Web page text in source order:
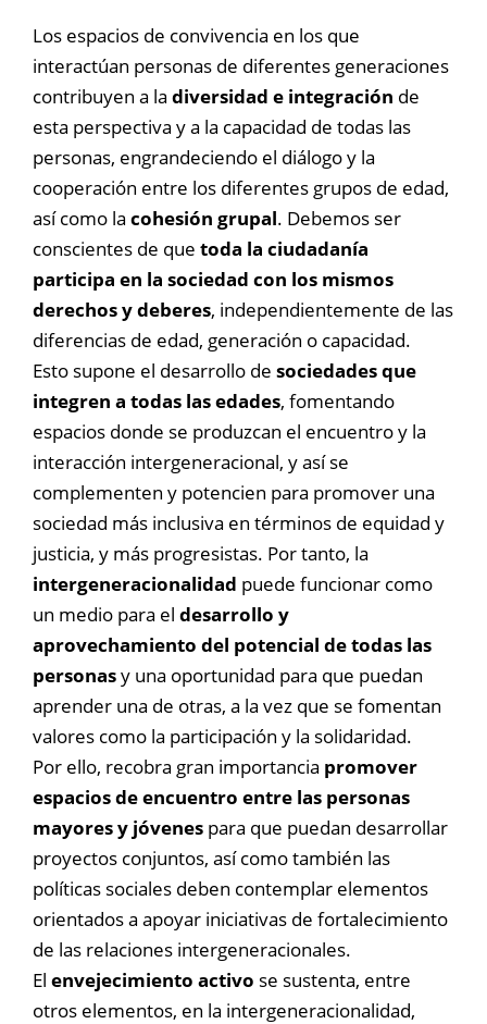
Los espacios de convivencia en los que
interactúan personas de diferentes generaciones
contribuyen a la diversidad e integración de
esta perspectiva y a la capacidad de todas las
personas, engrandeciendo el diálogo y la
cooperación entre los diferentes grupos de edad,
así como la cohesión grupal. Debemos ser
conscientes de que toda la ciudadanía
participa en la sociedad con los mismos
derechos y deberes, independientemente de las
diferencias de edad, generación o capacidad.
Esto supone el desarrollo de sociedades que
integren a todas las edades, fomentando
espacios donde se produzcan el encuentro y la
interacción intergeneracional, y así se
complementen y potencien para promover una
sociedad más inclusiva en términos de equidad y
justicia, y más progresistas. Por tanto, la
intergeneracionalidad puede funcionar como
un medio para el desarrollo y
aprovechamiento del potencial de todas las
personasy una oportunidad para que puedan
aprender una de otras, a la vez que se fomentan
valores como la participación y la solidaridad.
Por ello, recobra gran importancia promover
espacios de encuentro entre las personas
mayores y jóvenes para que puedan desarrollar
proyectos conjuntos, así como también las
políticas sociales deben contemplar elementos
orientados a apoyar iniciativas de fortalecimiento
de las relaciones intergeneracionales.
El envejecimiento activo se sustenta, entre
otros elementos, en la intergeneracionalidad,